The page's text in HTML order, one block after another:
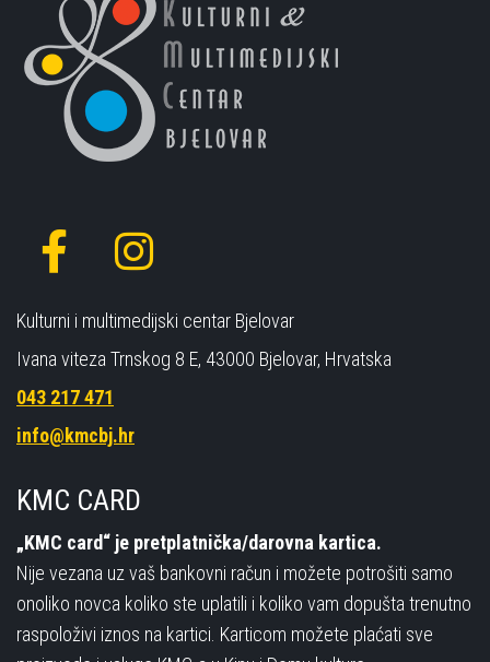
Kulturni i multimedijski centar Bjelovar
Ivana viteza Trnskog 8 E, 43000 Bjelovar, Hrvatska
043 217 471
info@kmcbj.hr
KMC CARD
„KMC card“ je pretplatnička/darovna kartica.
Nije vezana uz vaš bankovni račun i možete potrošiti samo
onoliko novca koliko ste uplatili i koliko vam dopušta trenutno
raspoloživi iznos na kartici. Karticom možete plaćati sve